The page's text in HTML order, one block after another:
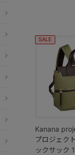
Kanana
プロジェク
ックサック
SALE